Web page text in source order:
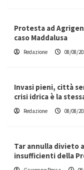
Protesta ad
caso Maddalusa
Redazione 08/08/
Invasi pieni, città
crisi idrica è la
Redazione 08/08/
Tar annulla divieto
insufficienti della